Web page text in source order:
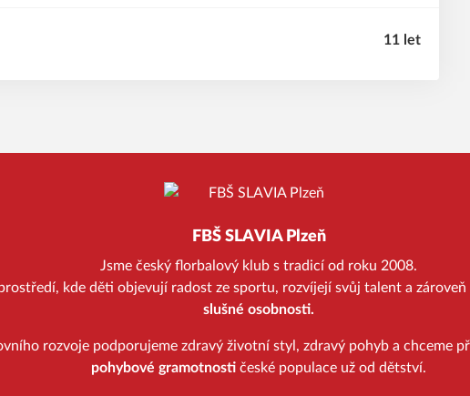
11 let
FBŠ SLAVIA Plzeň
Jsme český florbalový klub s tradicí od roku 2008.
kde děti objevují radost ze sportu, rozvíjejí svůj talent a
slušné osobnosti.
rozvoje podporujeme zdravý životní styl, zdravý pohyb a chceme
pohybové gramotnosti české populace už od dětství.